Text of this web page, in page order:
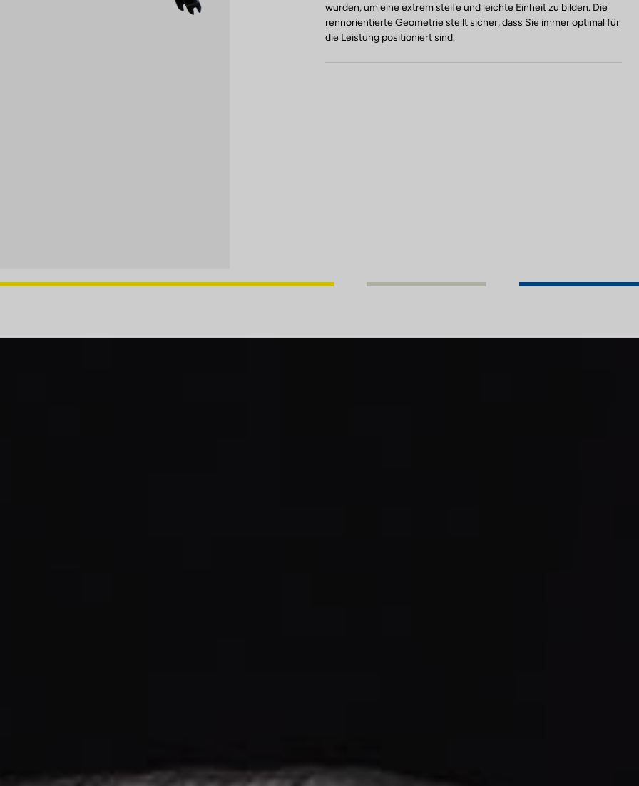
wurden, um eine extrem steife und leichte Einheit zu bilden. Die
rennorientierte Geometrie stellt sicher, dass Sie immer optimal für
die Leistung positioniert sind.